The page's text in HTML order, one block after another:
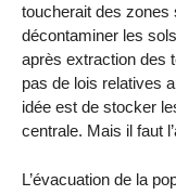
toucherait des
décontaminer les
après extraction des
pas de lois relatives
idée est de stocker
centrale. Mais il faut
L’évacuation de la